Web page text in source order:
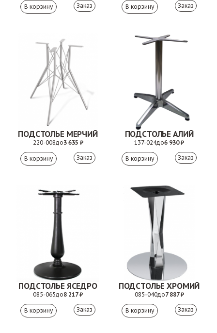
Заказ Заказ
ПОДСТОЛЬЕ МЕРЧИЙ
220-008до3 635 ₽
Заказ
ПОДСТОЛЬЕ АЛИЙ
137-024до6 930 ₽
Заказ
ПОДСТОЛЬЕ ЯСЕДРО
085-065до8 217 ₽
Заказ
ПОДСТОЛЬЕ ХРОМИЙ
085-040до7 887 ₽
Заказ